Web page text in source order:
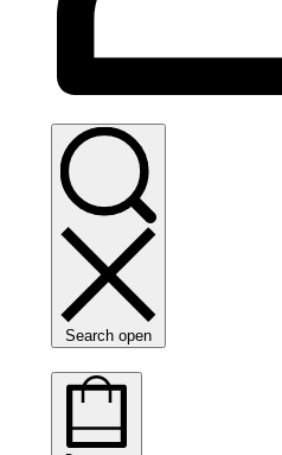
Search open